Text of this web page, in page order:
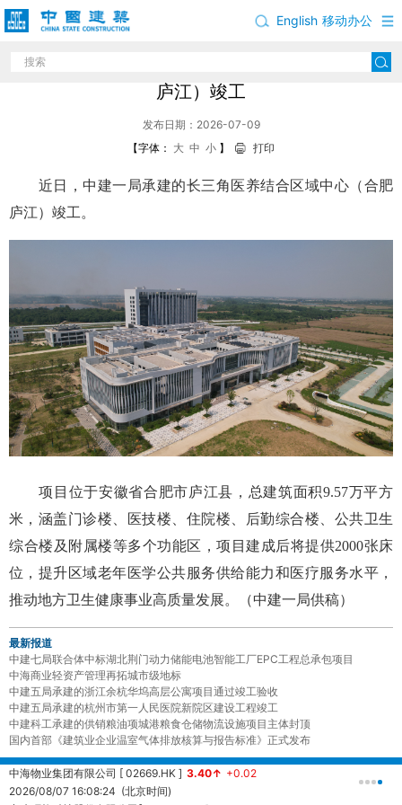
移动办公
English
中建一局承建的长三角医养结合区域中心（合肥
庐江）竣工
发布日期：2026-07-09
【字体： 大 中 小 】 打印
近日，中建一局承建的长三角医养结合区域中心（合肥
庐江）竣工。
项目位于安徽省合肥市庐江县，总建筑面积9.57万平方
米，涵盖门诊楼、医技楼、住院楼、后勤综合楼、公共卫生
综合楼及附属楼等多个功能区，项目建成后将提供2000张床
位，提升区域老年医学公共服务供给能力和医疗服务水平，
推动地方卫生健康事业高质量发展。（中建一局供稿）
最新报道
中建七局联合体中标湖北荆门动力储能电池智能工厂EPC工程总承包项目
中海商业轻资产管理再拓城市级地标
中建五局承建的浙江余杭华坞高层公寓项目通过竣工验收
中建五局承建的杭州市第一人民医院新院区建设工程竣工
中建科工承建的供销粮油项城港粮食仓储物流设施项目主体封顶
国内首部《建筑业企业温室气体排放核算与报告标准》正式发布
中海物业集团有限公司 [ 02669.HK ] 3.40↑ +0.02
2026/08/07 16:08:24 (北京时间)